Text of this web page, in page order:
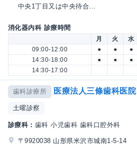
中央1丁目又は中央待合...
消化器内科 診療時間
月 火 水
09:00-12:00
● ● ●
14:30-18:00
● ● ●
14:30-17:00
歯科診療所 医療法人三條歯科医院
土曜診察
診療科： 歯科 小児歯科 歯科口腔外科
〒9920038 山形県米沢市城南1-5-14